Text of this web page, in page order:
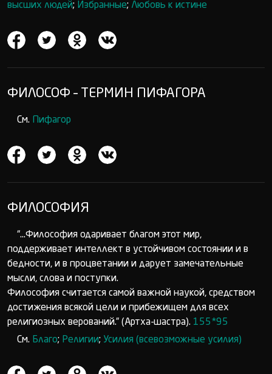
высших людей; Избранные; Любовь к истине
ФИЛОСОФ – ТЕРМИН ПИФАГОРА
См. Пифагор
ФИЛОСОФИЯ
“...Философия одаривает благом этот мир,
поддерживает интеллект в устойчивом состоянии и в
бедности, и в процветании и дарует замечательные
мысли, слова и поступки.
Философия считается самой важной наукой, средством
достижения всякой цели и прибежищем для всех
религиозных верований.” (Артха-шастра). 155*95
См. Благо; Религии; Усилия (всевозможные усилия)